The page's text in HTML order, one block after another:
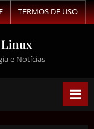
TERMOS DE USO
e Notícias